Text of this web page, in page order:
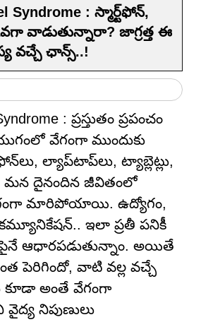
Syndrome : స్మార్ట్‌ఫోన్,
వాడుతున్నారా? జాగ్రత్త ఈ
వ‌చ్చే ఛాన్స్‌..!
: ప్రస్తుతం ప్రపంచం
వేగంగా ముందుకు
ల్యాప్‌టాప్‌లు, ట్యాబ్లెట్లు,
మన దైనందిన జీవితంలో
మారిపోయాయి. ఉద్యోగం,
ఇలా ప్రతీ పనికీ
ఆధారపడుతున్నాం. అయితే
పెరిగిందో, వాటి వల్ల వచ్చే
కూడా అంతే వేగంగా
నిపుణులు